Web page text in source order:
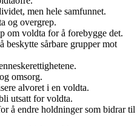
men hele samfunnet.
og overgrep.
om voldta for å forebygge det.
beskytte sårbare grupper mot
omsorg.
alvoret i en voldta.
utsatt for voldta.
å endre holdninger som bidrar til